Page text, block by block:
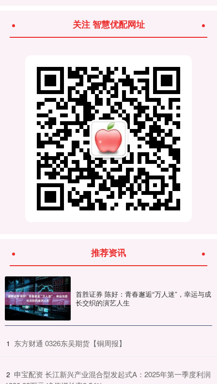
关注 智慧优配网址
推荐资讯
首胜证券 陈好：青春邂逅“万人迷”，幸运与成
长交织的演艺人生
1 ​东方财通 0326东吴期货【铜周报】
2 ​申宝配资 长江新兴产业混合型发起式A：2025年第一季度利润